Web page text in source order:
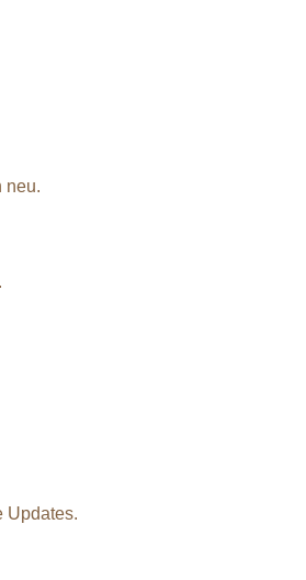
neu.
Updates.